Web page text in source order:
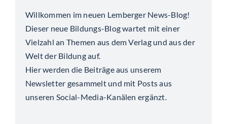
Willkommen im neuen Lemberger News-Blog!
Dieser neue Bildungs-Blog wartet mit einer
Vielzahl an Themen aus dem Verlag und aus der
Welt der Bildung auf.
Hier werden die Beiträge aus unserem
Newsletter gesammelt und mit Posts aus
unseren Social-Media-Kanälen ergänzt.